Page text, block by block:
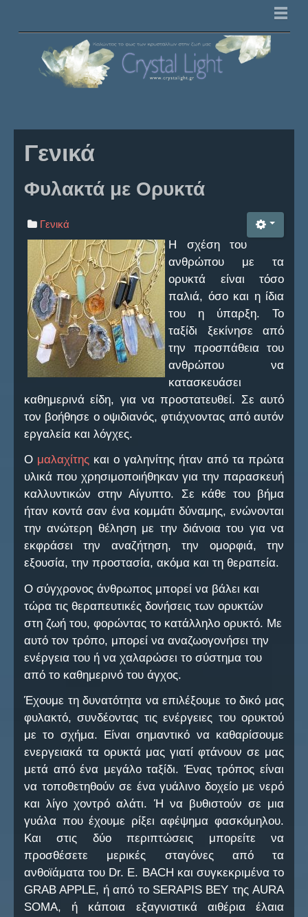
Κρυσταλλοθεραπεία
Γενικά
Τσάκρας
Τεχνικές
Τέχνη Σκέψης & Θεραπείας
Εκδηλώσεις
Εκδηλώσεις Ομάδας
Άλλες Εκδηλώσεις
Ο Σύλλογος
Επικοινωνία
Νέα
FAQ
Γενικά
Φυλακτά με Ορυκτά
Γενικά
Η σχέση του
ανθρώπου με τα
ορυκτά είναι τόσο
παλιά, όσο και η ίδια
του η ύπαρξη. Το
ταξίδι ξεκίνησε από
την προσπάθεια του
ανθρώπου να
κατασκευάσει
καθημερινά είδη, για να προστατευθεί. Σε αυτό
τον βοήθησε ο οψιδιανός, φτιάχνοντας από αυτόν
εργαλεία και λόγχες.
Ο μαλαχίτης και ο γαληνίτης ήταν από τα πρώτα
υλικά που χρησιμοποιήθηκαν για την παρασκευή
καλλυντικών στην Αίγυπτο. Σε κάθε του βήμα
ήταν κοντά σαν ένα κομμάτι δύναμης, ενώνονται
την ανώτερη θέληση με την διάνοια του για να
εκφράσει την αναζήτηση, την ομορφιά, την
εξουσία, την προστασία, ακόμα και τη θεραπεία.
Ο σύγχρονος άνθρωπος μπορεί να βάλει και
τώρα τις θεραπευτικές δονήσεις των ορυκτών
στη ζωή του, φορώντας το κατάλληλο ορυκτό. Με
αυτό τον τρόπο, μπορεί να αναζωογονήσει την
ενέργεια του ή να χαλαρώσει το σύστημα του
από το καθημερινό του άγχος.
Έχουμε τη δυνατότητα να επιλέξουμε το δικό μας
φυλακτό, συνδέοντας τις ενέργειες του ορυκτού
με το σχήμα. Είναι σημαντικό να καθαρίσουμε
ενεργειακά τα ορυκτά μας γιατί φτάνουν σε μας
μετά από ένα μεγάλο ταξίδι. Ένας τρόπος είναι
να τοποθετηθούν σε ένα γυάλινο δοχείο με νερό
και λίγο χοντρό αλάτι. Ή να βυθιστούν σε μια
γυάλα που έχουμε ρίξει αφέψημα φασκόμηλου.
Και στις δύο περιπτώσεις μπορείτε να
προσθέσετε μερικές σταγόνες από τα
ανθοϊάματα του Dr. Ε. BACH και συγκεκριμένα το
GRΑΒ ΑΡΡLΕ, ή από το SERAPIS BEY της AURA
SOMA, ή κάποια εξαγνιστικά αιθέρια έλαια